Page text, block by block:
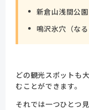
新倉山浅間公園
鳴沢氷穴（なる
どの観光スポットも
むことができます。
それでは一つひとつ